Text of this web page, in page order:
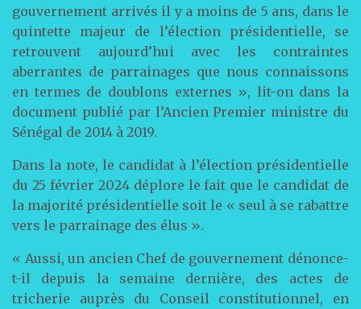
gouvernement arrivés il y a moins de 5 ans, dans le
quintette majeur de l’élection présidentielle, se
retrouvent aujourd’hui avec les contraintes
aberrantes de parrainages que nous connaissons
en termes de doublons externes », lit-on dans la
document publié par l’Ancien Premier ministre du
Sénégal de 2014 à 2019.
Dans la note, le candidat à l’élection présidentielle
du 25 février 2024 déplore le fait que le candidat de
la majorité présidentielle soit le « seul à se rabattre
vers le parrainage des élus ».
« Aussi, un ancien Chef de gouvernement dénonce-
t-il depuis la semaine dernière, des actes de
tricherie auprès du Conseil constitutionnel, en